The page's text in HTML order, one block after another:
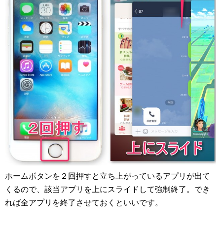
ホームボタンを２回押すと立ち上がっているアプリが出て
くるので、該当アプリを上にスライドして強制終了。でき
れば全アプリを終了させておくといいです。